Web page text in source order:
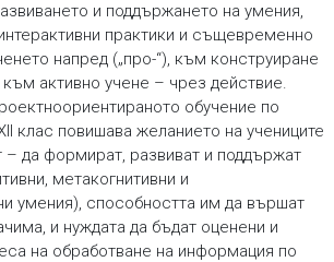
и поддържането на умения,
практики и същевременно
напред („про-“), към конструиране
към активно учене – чрез действие.
обучение по
клас повишава желанието на учениците
– да формират, развиват и поддържат
метакогнитивни и
умения), способността им да вършат
и нуждата да бъдат оценени и
на обработване на информация по